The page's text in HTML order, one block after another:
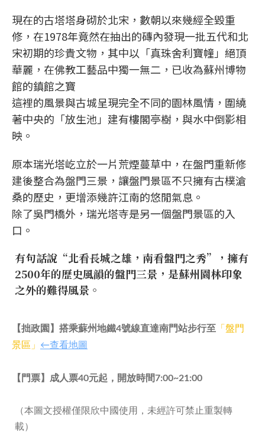
現在的古塔塔身砌於北宋，數朝以來幾經全毀重
修，在1978年竟然在抽出的磚內發現一批五代和北
宋初期的珍貴文物，其中以「真珠舍利寶幢」絕頂
華麗，在佛教工藝品中獨一無二，已收為蘇州博物
館的鎮館之寶
這裡的風景與古城呈現完全不同的園林風情，圍繞
著中央的「放生池」建有樓閣亭樹，與水中倒影相
映。
原本瑞光塔屹立於一片荒煙蔓草中，在盤門重新修
建後整合為盤門三景，讓盤門景區不只擁有古樸滄
桑的歷史，更增添幾許江南的悠閒氣息。
除了吳門橋外，瑞光塔寺是另一個盤門景區的入
口。
有句話說“北看長城之雄，南看盤門之秀”，擁有
2500年的歷史風韻的盤門三景，是蘇州園林印象
之外的難得風景。
【拙政園】搭乘蘇州地鐵4號線直達南門站步行至 「盤門
景區」 ←查看地圖
【門票】成人票40元起 ，開放時間7:00~21:00
（本圖文授權僅限欣中國使用，未經許可禁止重製轉
載）